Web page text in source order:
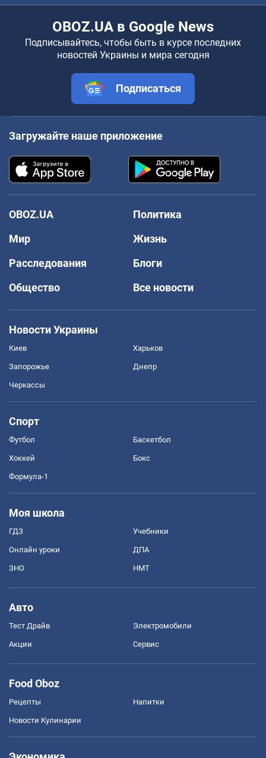
OBOZ.UA в Google News
Подписывайтесь, чтобы быть в курсе последних
новостей Украины и мира сегодня
Подписаться
Загружайте наше приложение
OBOZ.UA
Политика
Мир
Жизнь
Расследования
Блоги
Общество
Все новости
Новости Украины
Киев Харьков
Запорожье Днепр
Черкассы
Спорт
Футбол Баскетбол
Хоккей Бокс
Формула-1
Моя школа
ГДЗ Учебники
Онлайн уроки ДПА
ЗНО НМТ
Авто
Тест Драйв Электромобили
Акции Сервис
Food Oboz
Рецепты Напитки
Новости Кулинарии